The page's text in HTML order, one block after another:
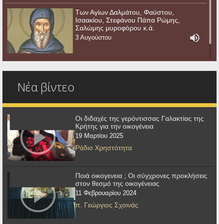
Των Αγίων Δαλμάτου, Φαύστου,
Ισαακίου, Στεφάνου Πάπα Ρώμης,
Σαλώμης μυροφόρου κ.ά.
3 Αυγούστου
Νέα βίντεο
Οι διδαχές της γερόντισσας Γαλακτίας της
Κρήτης για την οικογένεια
19 Μαρτίου 2025
Ράδιο Χρηστότητα
Ποιά οικογενεια ; Οι σύγχρονες προκλήσεις
στον θεσμό της οικογένειας
11 Φεβρουαρίου 2024
π. Γεώργιος Σχοινάς